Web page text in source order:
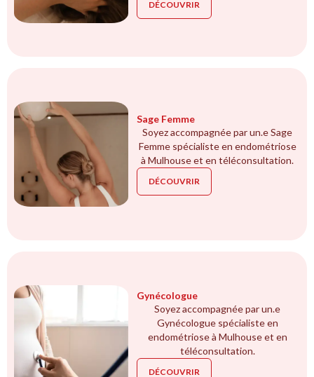
DÉCOUVRIR
Sage Femme
Soyez accompagnée par un.e Sage
Femme spécialiste en endométriose
à Mulhouse et en téléconsultation.
DÉCOUVRIR
Gynécologue
Soyez accompagnée par un.e
Gynécologue spécialiste en
endométriose à Mulhouse et en
téléconsultation.
DÉCOUVRIR